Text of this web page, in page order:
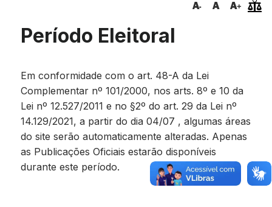
Período Eleitoral
Em conformidade com o art. 48-A da Lei
Complementar nº 101/2000, nos arts. 8º e 10 da
Lei nº 12.527/2011 e no §2º do art. 29 da Lei nº
14.129/2021, a partir do dia 04/07 , algumas áreas
do site serão automaticamente alteradas. Apenas
as Publicações Oficiais estarão disponíveis
durante este período.